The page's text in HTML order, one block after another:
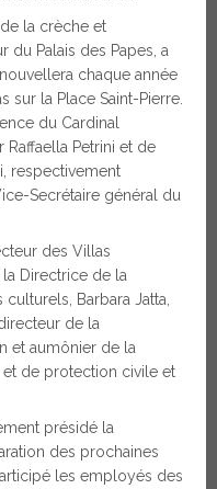
la crèche et
du Palais des Papes, a
chaque année
sur la Place Saint-Pierre.
du Cardinal
Petrini et de
respectivement
Secrétaire général du
des Villas
Directrice de la
Barbara Jatta,
de la
et aumônier de la
de protection civile et
présidé la
des prochaines
les employés des